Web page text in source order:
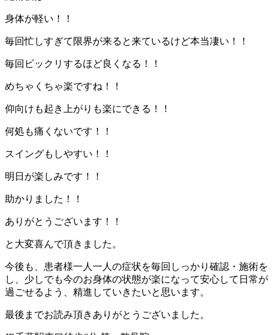
身体が軽い！！
毎回忙しすぎて限界が来ると来ているけど本当凄い！！
毎回ビックリするほど良くなる！！
めちゃくちゃ楽ですね！！
仰向けも起き上がりも楽にできる！！
何処も痛くないです！！
スイングもしやすい！！
明日が楽しみです！！
助かりました！！
ありがとうございます！！
と大変喜んで頂きました。
今後も、患者様一人一人の症状を毎回しっかり確認・施術を
し、少しでも今のお身体の状態が楽になって安心して日常が
過ごせるよう、精進していきたいと思います。
最後までお読み頂きありがとうございました。